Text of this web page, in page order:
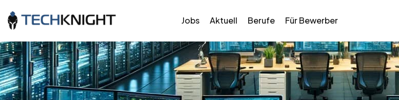
Jobs Aktuell Berufe Für Bewerber